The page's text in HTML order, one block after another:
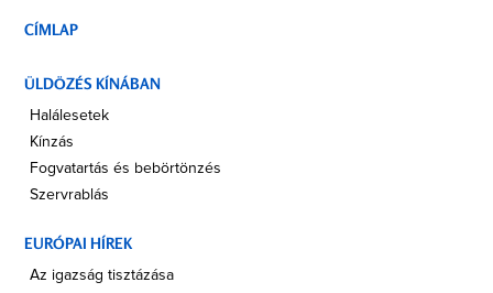
CÍMLAP
ÜLDÖZÉS KÍNÁBAN
Halálesetek
Kínzás
Fogvatartás és bebörtönzés
Szervrablás
EURÓPAI HÍREK
Az igazság tisztázása